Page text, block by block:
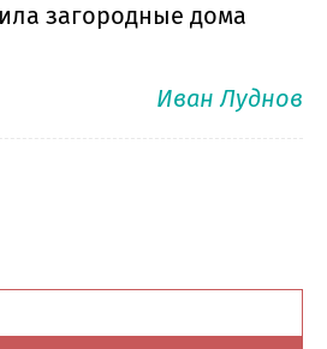
загородные дома
Иван Луднов